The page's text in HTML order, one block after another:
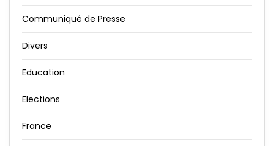
Communiqué de Presse
Divers
Education
Elections
France